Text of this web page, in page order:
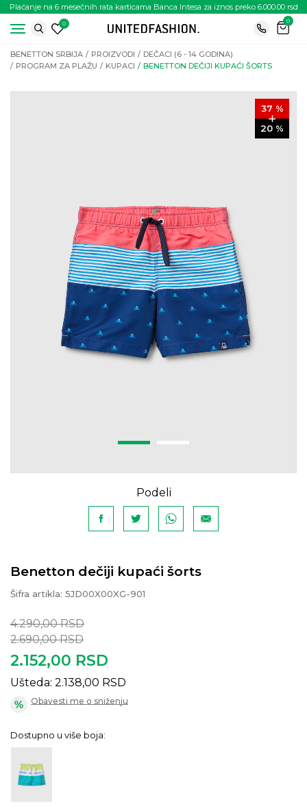
Plaćanje na 6 mesečnih rata karticama Banca Intesa za iznos preko 6.000.00 rsd
0
0
BENETTON SRBIJA PROIZVODI
DEČACI (6 - 14 GODINA)
PROGRAM ZA PLAŽU
KUPACI BENETTON DEČIJI KUPAĆI ŠORTS
37 %
20 %
Podeli
Benetton dečiji kupaći šorts
Šifra artikla: 5JD00X00XG-901
4.290,00 RSD
2.690,00 RSD
2.152,00 RSD
Ušteda: 2.138,00 RSD
Obavesti me o sniženju
Dostupno u više boja: